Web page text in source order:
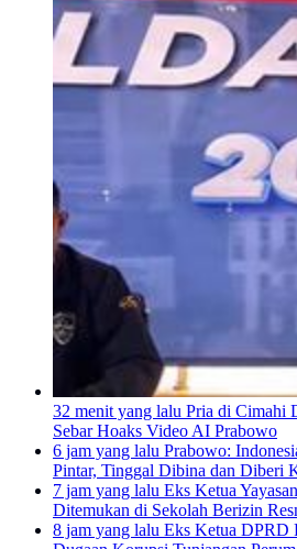
32 menit yang lalu Pria di Cimahi
Sebar Hoaks Video AI Prabowo
6 jam yang lalu Prabowo:
Pintar, Tinggal Dibina dan Diberi
7 jam yang lalu Eks Ketua
Ditemukan di Sekolah Berizin
8 jam yang lalu Eks Ketua DPRD